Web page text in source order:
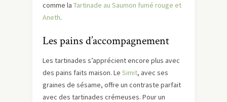
comme la Tartinade au Saumon fumé rouge et
Aneth.
Les pains d’accompagnement
Les tartinades s’apprécient encore plus avec
des pains faits maison. Le Simit, avec ses
graines de sésame, offre un contraste parfait
avec des tartinades crémeuses. Pour un